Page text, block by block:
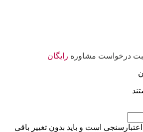
ثبت درخواست مشاوره رایگان
است و باید بدون تغییر باقی